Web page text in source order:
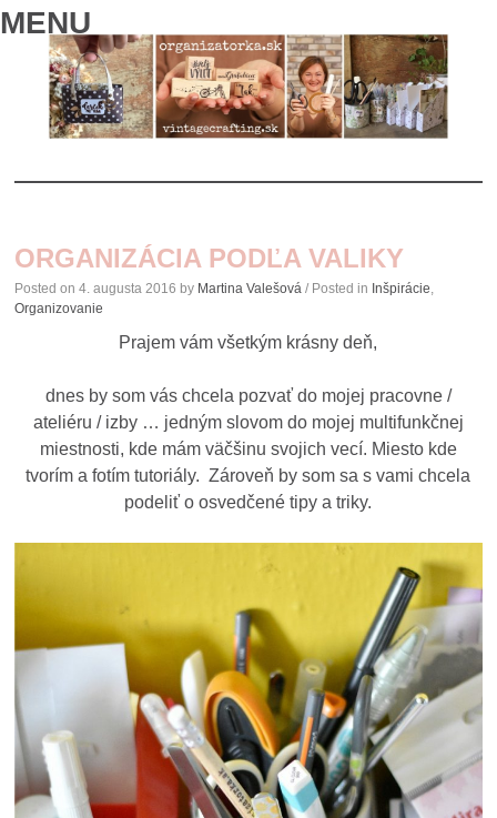
MENU
CONTENT
ORGANIZÁCIA PODĽA VALIKY
Posted on4. augusta 2016 by Martina Valešová / Posted in Inšpirácie
Organizovanie
Prajem vám všetkým krásny deň,
dnes by som vás chcela pozvať do mojej pracovne /
ateliéru / izby … jedným slovom do mojej multifunkčnej
miestnosti, kde mám väčšinu svojich vecí. Miesto kde
tvorím a fotím tutoriály. Zároveň by som sa s vami chcela
podeliť o osvedčené tipy a triky.